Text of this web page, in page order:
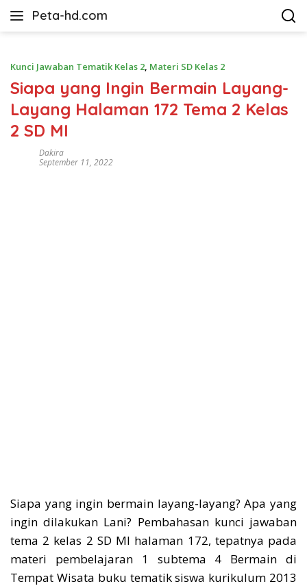
Peta-hd.com
Kumpulan
HD
Kunci Jawaban Tematik Kelas 2, Materi SD Kelas 2
Siapa yang Ingin Bermain Layang-
Layang Halaman 172 Tema 2 Kelas
2 SD MI
Dakira
September 11, 2022
Siapa yang ingin bermain layang-layang? Apa yang
ingin dilakukan Lani? Pembahasan kunci jawaban
tema 2 kelas 2 SD MI halaman 172, tepatnya pada
materi pembelajaran 1 subtema 4 Bermain di
Tempat Wisata buku tematik siswa kurikulum 2013